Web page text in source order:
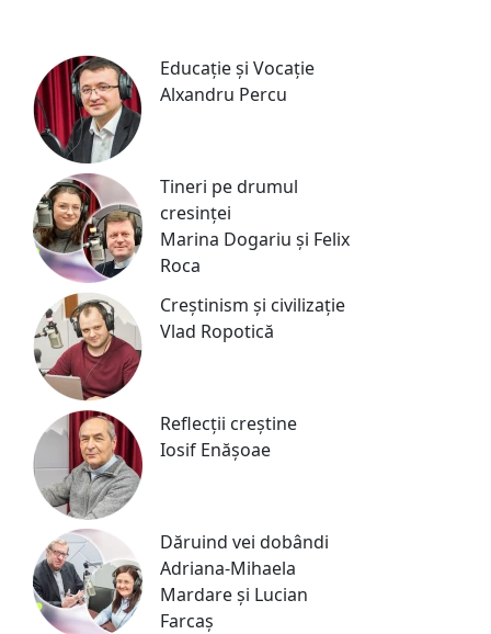
Educație și Vocație
Alxandru Percu
Tineri pe drumul
cresinței
Marina Dogariu și Felix
Roca
Creștinism și civilizație
Vlad Ropotică
Reflecții creștine
Iosif Enășoae
Dăruind vei dobândi
Adriana-Mihaela
Mardare și Lucian
Farcaș